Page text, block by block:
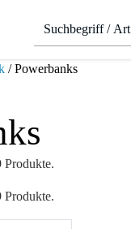
/ Powerbanks
Produkte.
Produkte.